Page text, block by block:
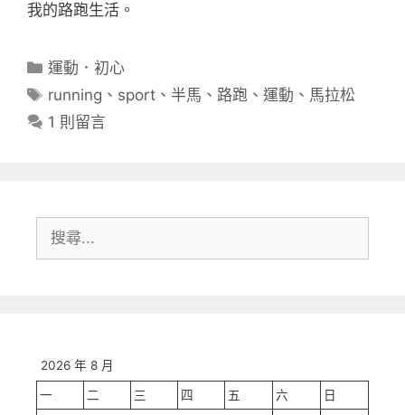
我的路跑生活。
分
類
運動．初心
標
籤
running 、 sport 、 半馬 、路跑 、運動 、 馬拉松
1 則留言
尋:
2026 年 8 月
一 二 三 四 五 六
日